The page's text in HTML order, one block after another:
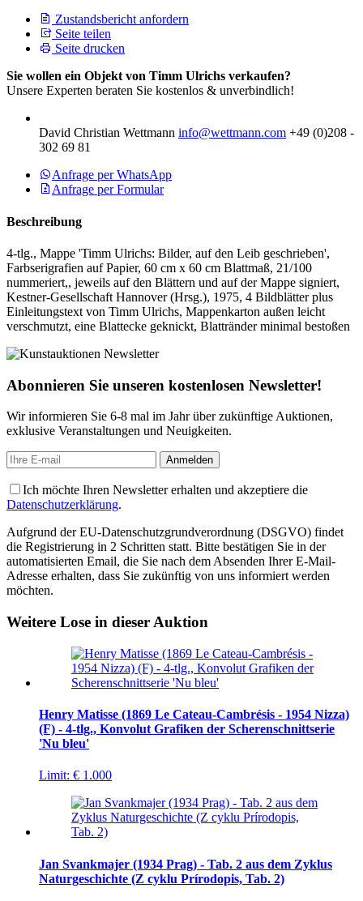
Zustandsbericht anfordern
Seite teilen
Seite drucken
Sie wollen ein Objekt von Timm Ulrichs verkaufen?
Unsere Experten beraten Sie kostenlos & unverbindlich!
David Christian Wettmann info@wettmann.com +49 (0)208 -
302 69 81
Anfrage per WhatsApp
Anfrage per Formular
Beschreibung
4-tlg., Mappe 'Timm Ulrichs: Bilder, auf den Leib geschrieben',
Farbserigrafien auf Papier, 60 cm x 60 cm Blattmaß, 21/100
nummeriert,, jeweils auf den Blättern und auf der Mappe signiert,
Kestner-Gesellschaft Hannover (Hrsg.), 1975, 4 Bildblätter plus
Einleitungstext von Timm Ulrichs, Mappenkarton außen leicht
verschmutzt, eine Blattecke geknickt, Blattränder minimal bestoßen
Abonnieren Sie unseren kostenlosen Newsletter!
Wir informieren Sie 6-8 mal im Jahr über zukünftige Auktionen,
exklusive Veranstaltungen und Neuigkeiten.
Ich möchte Ihren Newsletter erhalten und akzeptiere die
Datenschutzerklärung.
Aufgrund der EU-Datenschutzgrundverordnung (DSGVO) findet
die Registrierung in 2 Schritten statt. Bitte bestätigen Sie in der
automatisierten Email, die Sie nach dem Absenden Ihrer E-Mail-
Adresse erhalten, dass Sie zukünftig von uns informiert werden
möchten.
Weitere Lose in dieser Auktion
Henry Matisse (1869 Le Cateau-Cambrésis - 1954 Nizza)
(F) - 4-tlg., Konvolut Grafiken der Scherenschnittserie
'Nu bleu'
Limit: € 1.000
Jan Svankmajer (1934 Prag) - Tab. 2 aus dem Zyklus
Naturgeschichte (Z cyklu Prírodopis, Tab. 2)